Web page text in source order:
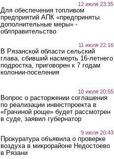
12 июля 23:35
Для обеспечения топливом
предприятий АПК «предприняты
дополнительные меры» -
облправительство
11 июля 22:16
В Рязанской области сельский
глава, сбивший насмерть 16-летнего
подростка, приговорен к 7 годам
колонии-поселения
10 июля 20:55
Вопрос о расторжении соглашения
по реализации инвестпроекта в
«Грачиной роще» будет рассмотрен
в суде, заявил губернатор
9 июля 20:43
Прокуратура объявила о проверке
воздуха в микрорайоне Недостоево
в Рязани